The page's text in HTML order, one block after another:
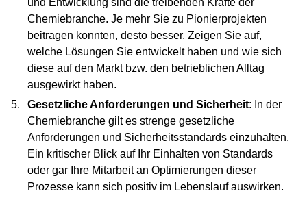
und Entwicklung sind die treibenden Kräfte der
Chemiebranche. Je mehr Sie zu Pionierprojekten
beitragen konnten, desto besser. Zeigen Sie auf,
welche Lösungen Sie entwickelt haben und wie sich
diese auf den Markt bzw. den betrieblichen Alltag
ausgewirkt haben.
Gesetzliche Anforderungen und Sicherheit: In der
Chemiebranche gilt es strenge gesetzliche
Anforderungen und Sicherheitsstandards einzuhalten.
Ein kritischer Blick auf Ihr Einhalten von Standards
oder gar Ihre Mitarbeit an Optimierungen dieser
Prozesse kann sich positiv im Lebenslauf auswirken.